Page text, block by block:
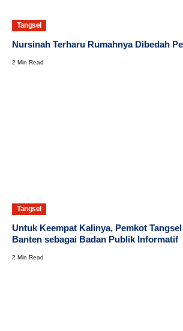
Tangsel
Nursinah Terharu Rumahnya Dibedah
2 Min Read
Tangsel
Untuk Keempat Kalinya, Pemkot
Banten sebagai Badan Publik Informatif
2 Min Read